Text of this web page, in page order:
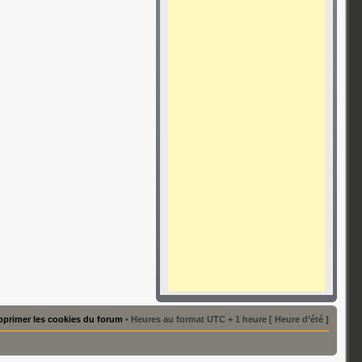
les cookies du forum • Heures au format UTC + 1 heure [ Heure d’été ]